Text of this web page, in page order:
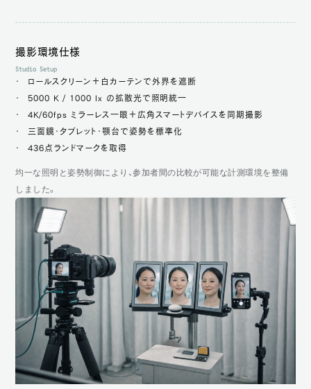
撮影環境仕様
Studio Setup
ロールスクリーン＋白カーテンで外界を遮断
5000 K / 1000 lx の拡散光で照明統一
4K/60fps ミラーレス一眼＋広角スマートデバイスを同期撮影
三面鏡・タブレット・顎台で姿勢を標準化
436点ランドマークを取得
均一な照明と姿勢制御により、参加者間の比較が可能な計測環境を整備
しました。